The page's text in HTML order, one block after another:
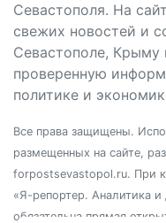
Севастополя. На
свежих новостей и
Севастополе,
проверенную
политике и
Все права защищены.
размещенных на сайте,
forpostsevastopol.ru. При
«Я-репортер. Аналитика
обязательна прямая